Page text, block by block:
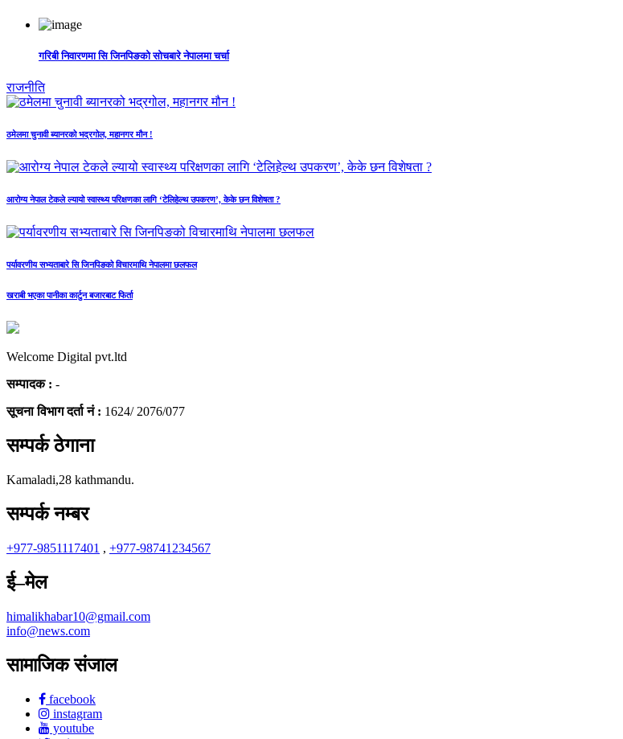
गरिबी निवारणमा सि जिनपिङको सोचबारे नेपालमा चर्चा
राजनीति
ठमेलमा चुनावी ब्यानरको भद्रगोल, महानगर मौन !
आरोग्य नेपाल टेकले ल्यायो स्वास्थ्य परिक्षणका लागि ‘टेलिहेल्थ उपकरण’, केके छन विशेषता ?
पर्यावरणीय सभ्यताबारे सि जिनपिङको विचारमाथि नेपालमा छलफल
खराबी भएका पानीका कार्टुन बजारबाट फिर्ता
Welcome Digital pvt.ltd
सम्पादक : -
सूचना विभाग दर्ता नं : 1624/ 2076/077
सम्पर्क ठेगाना
Kamaladi,28 kathmandu.
सम्पर्क नम्बर
+977-9851117401 , +977-98741234567
ई–मेल
himalikhabar10@gmail.com
info@news.com
सामाजिक संजाल
facebook
instagram
youtube